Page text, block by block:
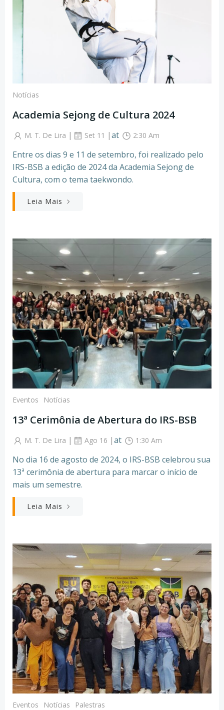
Notícias
Academia Sejong de Cultura 2024
M. T. De Lira | Set 11 |at 2:30 Am
Entre os dias 9 e 11 de setembro, foi realizado pelo
IRS-BSB a edição de 2024 da Academia Sejong de
Cultura, com o tema taekwondo.
Leia Mais
Eventos Notícias
13ª Cerimônia de Abertura do IRS-BSB
M. T. De Lira | Ago 16 |at 1:30 Am
No dia 16 de agosto de 2024, o IRS-BSB celebrou sua
13ª cerimônia de abertura para marcar o início de
mais um semestre.
Leia Mais
Eventos Notícias Palestras